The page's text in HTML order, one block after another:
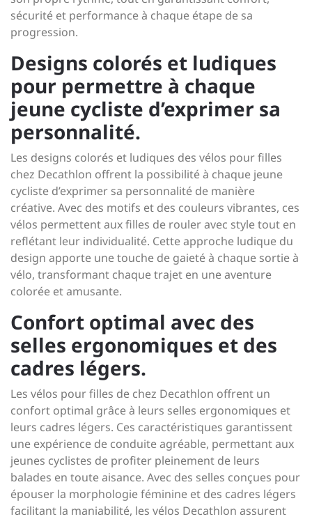
sécurité et performance à chaque étape de sa
progression.
Designs colorés et ludiques
pour permettre à chaque
jeune cycliste d’exprimer sa
personnalité.
Les designs colorés et ludiques des vélos pour filles
chez Decathlon offrent la possibilité à chaque jeune
cycliste d’exprimer sa personnalité de manière
créative. Avec des motifs et des couleurs vibrantes, ces
vélos permettent aux filles de rouler avec style tout en
reflétant leur individualité. Cette approche ludique du
design apporte une touche de gaieté à chaque sortie à
vélo, transformant chaque trajet en une aventure
colorée et amusante.
Confort optimal avec des
selles ergonomiques et des
cadres légers.
Les vélos pour filles de chez Decathlon offrent un
confort optimal grâce à leurs selles ergonomiques et
leurs cadres légers. Ces caractéristiques garantissent
une expérience de conduite agréable, permettant aux
jeunes cyclistes de profiter pleinement de leurs
balades en toute aisance. Avec des selles conçues pour
épouser la morphologie féminine et des cadres légers
facilitant la maniabilité, les vélos Decathlon assurent